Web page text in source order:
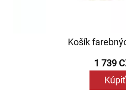
Košík
1 739
Kúpiť